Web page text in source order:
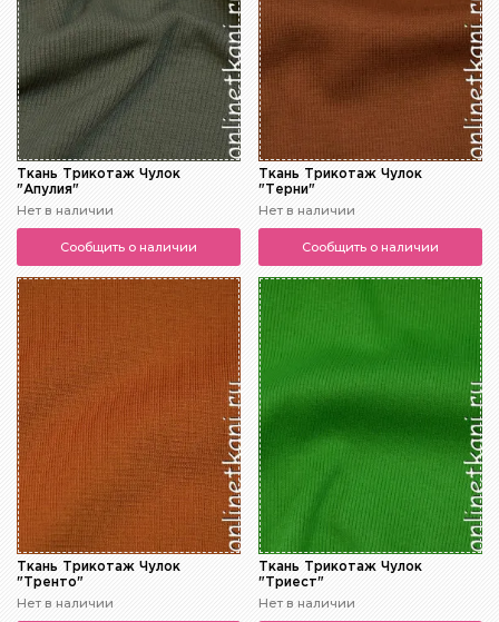
Ткань Трикотаж Чулок
"Апулия"
Нет в наличии
Сообщить о наличии
Ткань Трикотаж Чулок
"Терни"
Нет в наличии
Сообщить о наличии
Ткань Трикотаж Чулок
"Тренто"
Нет в наличии
Ткань Трикотаж Чулок
"Триест"
Нет в наличии